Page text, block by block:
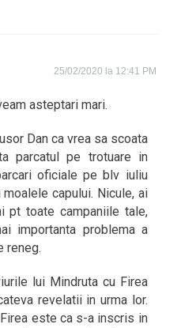
25/02/2020 la 12:41 PM
asteptari mari.
Dan ca vrea sa scoata
parcatul pe trotuare in
oficiale pe blv iuliu
capului. Nicule, ai
pt toate campaniile tale,
importanta problema a
reneg.
lui Mindruta cu Firea
revelatii in urma lor.
este ca s-a inscris in